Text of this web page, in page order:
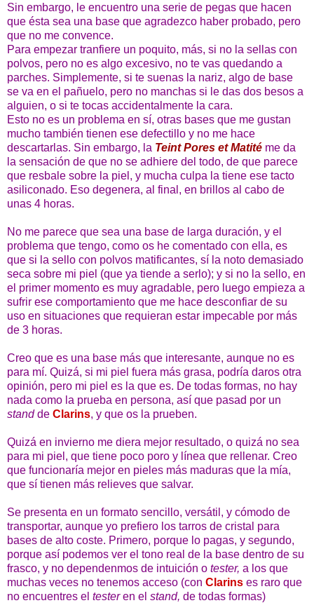
Sin embargo, le encuentro una serie de pegas que hacen
que ésta sea una base que agradezco haber probado, pero
que no me convence.
Para empezar tranfiere un poquito, más, si no la sellas con
polvos, pero no es algo excesivo, no te vas quedando a
parches. Simplemente, si te suenas la nariz, algo de base
se va en el pañuelo, pero no manchas si le das dos besos a
alguien, o si te tocas accidentalmente la cara.
Esto no es un problema en sí, otras bases que me gustan
mucho también tienen ese defectillo y no me hace
descartarlas. Sin embargo, la Teint Pores et Matité me da
la sensación de que no se adhiere del todo, de que parece
que resbale sobre la piel, y mucha culpa la tiene ese tacto
asiliconado. Eso degenera, al final, en brillos al cabo de
unas 4 horas.
No me parece que sea una base de larga duración, y el
problema que tengo, como os he comentado con ella, es
que si la sello con polvos matificantes, sí la noto demasiado
seca sobre mi piel (que ya tiende a serlo); y si no la sello, en
el primer momento es muy agradable, pero luego empieza a
sufrir ese comportamiento que me hace desconfiar de su
uso en situaciones que requieran estar impecable por más
de 3 horas.
Creo que es una base más que interesante, aunque no es
para mí. Quizá, si mi piel fuera más grasa, podría daros otra
opinión, pero mi piel es la que es. De todas formas, no hay
nada como la prueba en persona, así que pasad por un
standde Clarins, y que os la prueben.
Quizá en invierno me diera mejor resultado, o quizá no sea
para mi piel, que tiene poco poro y línea que rellenar. Creo
que funcionaría mejor en pieles más maduras que la mía,
que sí tienen más relieves que salvar.
Se presenta en un formato sencillo, versátil, y cómodo de
transportar, aunque yo prefiero los tarros de cristal para
bases de alto coste. Primero, porque lo pagas, y segundo,
porque así podemos ver el tono real de la base dentro de su
frasco, y no dependenmos de intuición o tester, a los que
muchas veces no tenemos acceso (con Clarins es raro que
no encuentres el testeren el stand, de todas formas)